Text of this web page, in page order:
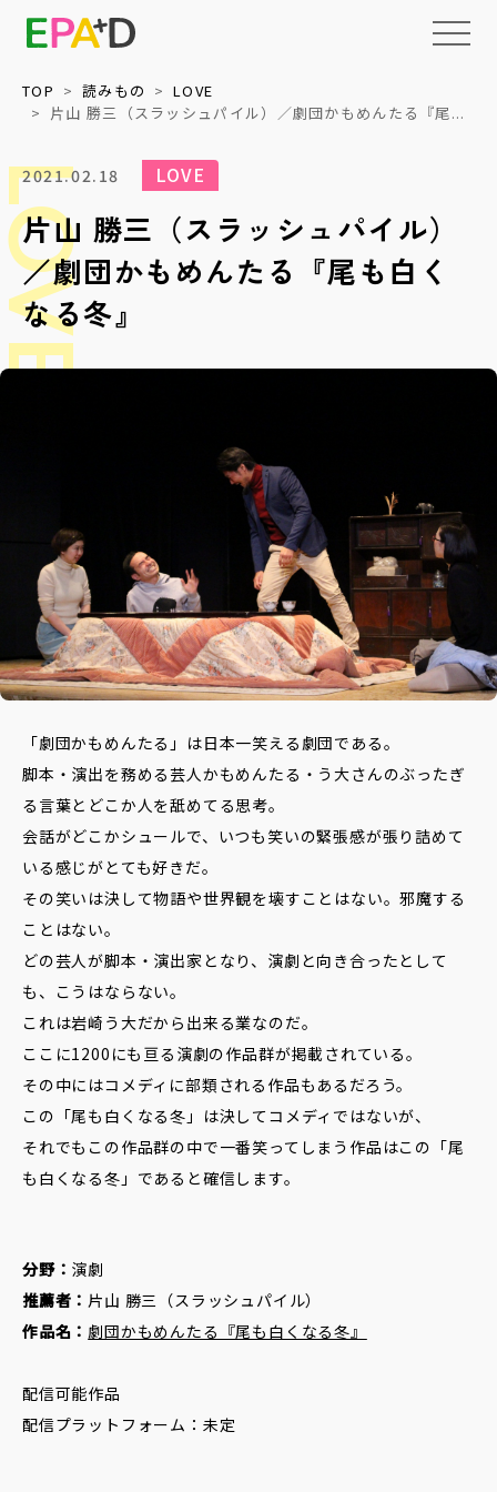
EPAD
アーカイブ について
情報の整理・ データベース化
権利処理サポート
活用について
上映・イベント
標準化
読みもの
データベースへ
Contact お問い合わせ
TOP 読みもの
LOVE
片山 勝三（スラッシュパイル）／劇団かもめんたる『尾...
2021.02.18 LOVE
片山 勝三（スラッシュパイル）
／劇団かもめんたる『尾も白く
なる冬』
「劇団かもめんたる」は日本一笑える劇団である。
脚本・演出を務める芸人かもめんたる・う大さんのぶったぎ
る言葉とどこか人を舐めてる思考。
会話がどこかシュールで、いつも笑いの緊張感が張り詰めて
いる感じがとても好きだ。
その笑いは決して物語や世界観を壊すことはない。邪魔する
ことはない。
どの芸人が脚本・演出家となり、演劇と向き合ったとして
も、こうはならない。
これは岩崎う大だから出来る業なのだ。
ここに1200にも亘る演劇の作品群が掲載されている。
その中にはコメディに部類される作品もあるだろう。
この「尾も白くなる冬」は決してコメディではないが、
それでもこの作品群の中で一番笑ってしまう作品はこの「尾
も白くなる冬」であると確信します。
分野： 演劇
推薦者： 片山 勝三（スラッシュパイル）
作品名： 劇団かもめんたる『尾も白くなる冬』
配信可能作品
配信プラットフォーム：未定